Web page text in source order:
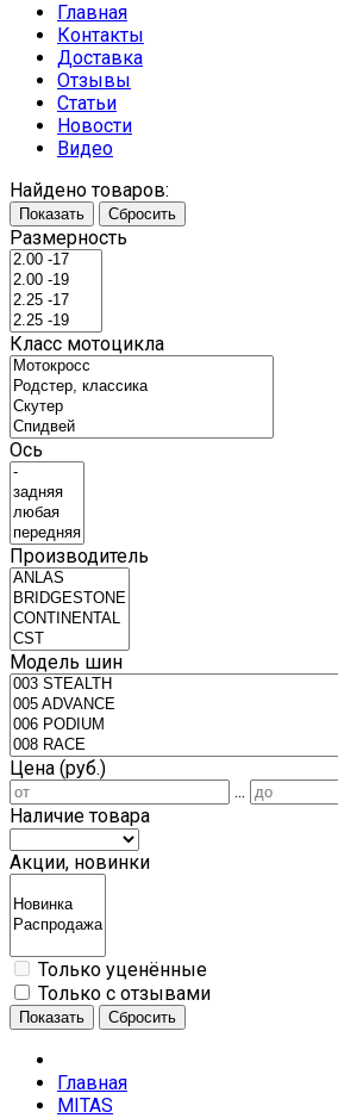
Главная
Контакты
Доставка
Отзывы
Статьи
Новости
Видео
Найдено товаров:
Показать Сбросить
Размерность
Класс мотоцикла
Ось
Производитель
Модель шин
Цена (руб.)
...
Наличие товара
Акции, новинки
Только уценённые
Только с отзывами
Показать Сбросить
Главная
MITAS